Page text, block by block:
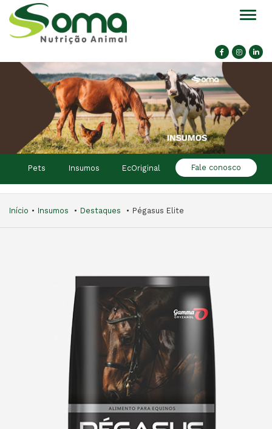
Pets Insumos EcOriginal Fale conosco
Início Insumos Destaques Pégasus Elite